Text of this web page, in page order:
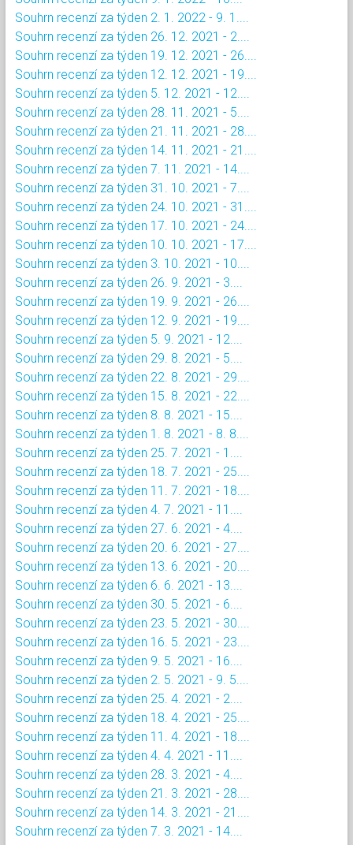
Souhrn recenzí za týden 2. 1. 2022 - 9. 1....
Souhrn recenzí za týden 26. 12. 2021 - 2....
Souhrn recenzí za týden 19. 12. 2021 - 26....
Souhrn recenzí za týden 12. 12. 2021 - 19....
Souhrn recenzí za týden 5. 12. 2021 - 12....
Souhrn recenzí za týden 28. 11. 2021 - 5....
Souhrn recenzí za týden 21. 11. 2021 - 28....
Souhrn recenzí za týden 14. 11. 2021 - 21....
Souhrn recenzí za týden 7. 11. 2021 - 14....
Souhrn recenzí za týden 31. 10. 2021 - 7....
Souhrn recenzí za týden 24. 10. 2021 - 31....
Souhrn recenzí za týden 17. 10. 2021 - 24....
Souhrn recenzí za týden 10. 10. 2021 - 17....
Souhrn recenzí za týden 3. 10. 2021 - 10....
Souhrn recenzí za týden 26. 9. 2021 - 3....
Souhrn recenzí za týden 19. 9. 2021 - 26....
Souhrn recenzí za týden 12. 9. 2021 - 19....
Souhrn recenzí za týden 5. 9. 2021 - 12....
Souhrn recenzí za týden 29. 8. 2021 - 5....
Souhrn recenzí za týden 22. 8. 2021 - 29....
Souhrn recenzí za týden 15. 8. 2021 - 22....
Souhrn recenzí za týden 8. 8. 2021 - 15....
Souhrn recenzí za týden 1. 8. 2021 - 8. 8....
Souhrn recenzí za týden 25. 7. 2021 - 1....
Souhrn recenzí za týden 18. 7. 2021 - 25....
Souhrn recenzí za týden 11. 7. 2021 - 18....
Souhrn recenzí za týden 4. 7. 2021 - 11....
Souhrn recenzí za týden 27. 6. 2021 - 4....
Souhrn recenzí za týden 20. 6. 2021 - 27....
Souhrn recenzí za týden 13. 6. 2021 - 20....
Souhrn recenzí za týden 6. 6. 2021 - 13....
Souhrn recenzí za týden 30. 5. 2021 - 6....
Souhrn recenzí za týden 23. 5. 2021 - 30....
Souhrn recenzí za týden 16. 5. 2021 - 23....
Souhrn recenzí za týden 9. 5. 2021 - 16....
Souhrn recenzí za týden 2. 5. 2021 - 9. 5....
Souhrn recenzí za týden 25. 4. 2021 - 2....
Souhrn recenzí za týden 18. 4. 2021 - 25....
Souhrn recenzí za týden 11. 4. 2021 - 18....
Souhrn recenzí za týden 4. 4. 2021 - 11....
Souhrn recenzí za týden 28. 3. 2021 - 4....
Souhrn recenzí za týden 21. 3. 2021 - 28....
Souhrn recenzí za týden 14. 3. 2021 - 21....
Souhrn recenzí za týden 7. 3. 2021 - 14....